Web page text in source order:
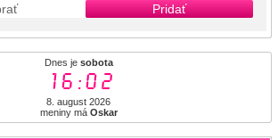
Pridať
Dnes je sobota
16:02
8. august 2026
meniny má Oskar